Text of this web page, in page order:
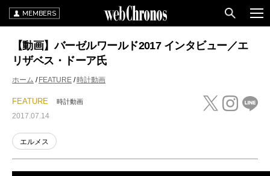
MEMBERS
【動画】バーゼルワールド2017 インタビュー／エ
リザベス・ドーア氏
ホーム FEATURE 時計動画
FEATURE 時計動画
2017.07.14
エルメス